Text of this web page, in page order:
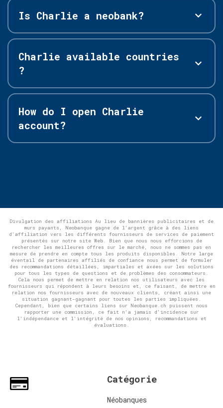
Is Charlie a neobank?
Charlie available countries
?
How do I open Charlie
account?
Divulgation des affiliations Au lieu de bannières publicitaires et de
murs payants, Neobanque gagne de l'argent grâce à des liens
d'affiliation vers les différents fournisseurs de services de paiement
présentés sur notre site Web. Bien que nous nous efforcions de
rechercher les meilleures offres sur le marché, nous ne sommes pas en
mesure de prendre en compte tous les produits disponibles. Notre large
éventail de partenaires affiliés de confiance nous permet de formuler
des recommandations détaillées, impartiales et axées sur les solutions
pour tous les types de questions et de problèmes des consommateurs.
Cela nous permet de mettre en relation nos utilisateurs avec les
fournisseurs qui répondent à leurs besoins et, ce faisant, de mettre en
relation nos fournisseurs avec de nouveaux clients, créant ainsi une
situation gagnant-gagnant pour toutes les parties impliquées.
Cependant, bien que certains liens sur Neobanque.ch puissent nous
rapporter une commission, ce fait n'a jamais d'incidence sur
l'indépendance et l'intégrité de nos opinions, recommandations et
évaluations.
Catégorie
Néobanques